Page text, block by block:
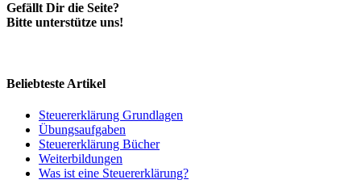
Gefällt Dir die Seite?
Bitte unterstütze uns!
Beliebteste Artikel
Steuererklärung Grundlagen
Übungsaufgaben
Steuererklärung Bücher
Weiterbildungen
Was ist eine Steuererklärung?